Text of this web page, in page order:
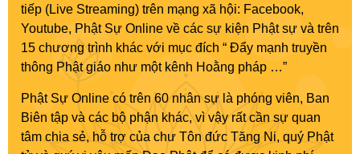
tiếp (Live Streaming) trên mạng xã hội: Facebook,
Youtube, Phật Sự Online về các sự kiện Phật sự và trên
15 chương trình khác với mục đích “ Đẩy mạnh truyền
thông Phật giáo như một kênh Hoằng pháp …”
Phật Sự Online có trên 60 nhân sự là phóng viên, Ban
Biên tập và các bộ phận khác, vì vậy rất cần sự quan
tâm chia sẻ, hỗ trợ của chư Tôn đức Tăng Ni, quý Phật